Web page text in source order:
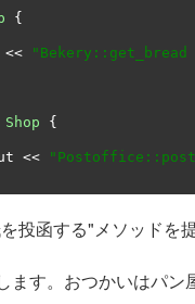
{
<< "Bekery::get_bread
Shop
{
<<
投函する"メソッドを提
す。おつかいはパン